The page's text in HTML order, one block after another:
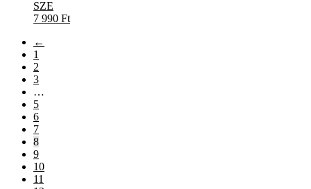
SZE
7 990 Ft
←
1
2
3
…
5
6
7
8
9
10
11